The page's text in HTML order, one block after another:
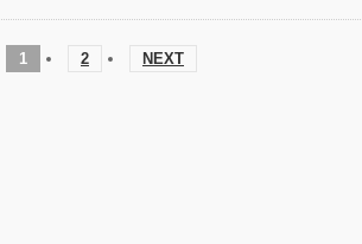
1 2 NEXT